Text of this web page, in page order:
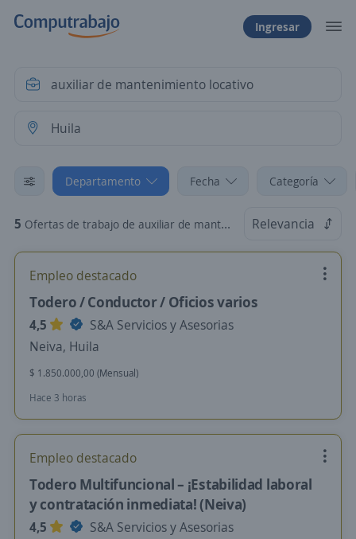
Ingresar
Departamento Fecha Categoría
5 Ofertas de trabajo de auxiliar de mantenimiento locativo en Huila Relevancia
Empleo destacado
Todero / Conductor / Oficios varios
4,5
S&A Servicios y Asesorias
Neiva, Huila
$ 1.850.000,00 (Mensual)
Hace 3 horas
Empleo destacado
Todero Multifuncional – ¡Estabilidad laboral
y contratación inmediata! (Neiva)
4,5
S&A Servicios y Asesorias